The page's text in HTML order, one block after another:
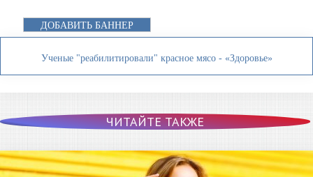
ДОБАВИТЬ БАННЕР
Ученые "реабилитировали" красное мясо - «Здоровье»
ЧИТАЙТЕ ТАКЖЕ